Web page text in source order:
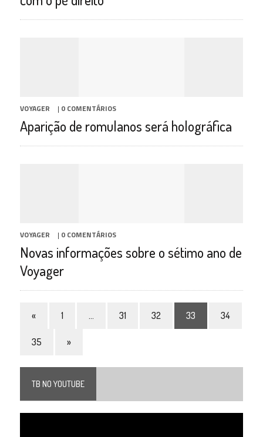
VOYAGER | 0 COMENTÁRIOS
Aparição de romulanos será holográfica
VOYAGER | 0 COMENTÁRIOS
Novas informações sobre o sétimo ano de
Voyager
« 1 … 31 32 33 34
35 »
TB NO YOUTUBE